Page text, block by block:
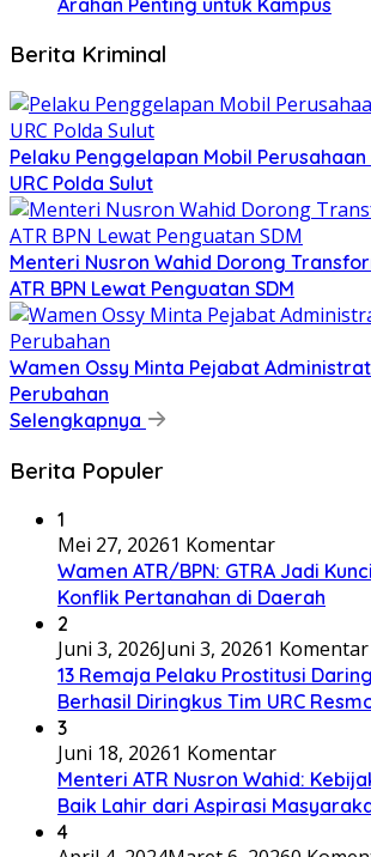
Berita Kriminal
​Pelaku Penggelapan Mobil
URC Polda Sulut
​Menteri Nusron Wahid Dorong
ATR BPN Lewat Penguatan SDM
Wamen Ossy Minta Pejabat
Perubahan
Selengkapnya
Berita Populer
1
Mei 27, 20261 Komentar
Wamen ATR/BPN: GTRA Jadi
Konflik Pertanahan di Daerah
2
Juni 3, 2026Juni 3, 20261 Komentar
13 Remaja Pelaku Prostitusi
Berhasil Diringkus Tim URC
3
Juni 18, 20261 Komentar
Menteri ATR Nusron Wahid:
Baik Lahir dari Aspirasi
4